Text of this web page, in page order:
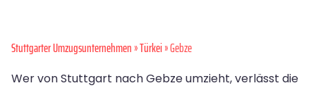
Stuttgarter Umzugsunternehmen»Türkei» Gebze
Wer von Stuttgart nach Gebze umzieht, verlässt die